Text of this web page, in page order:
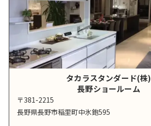
タカラスタンダード(株)
長野ショールーム
〒381-2215
長野県長野市稲里町中氷鉋595